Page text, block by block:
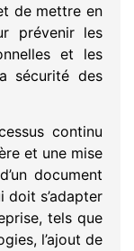
de mettre en
prévenir les
et les
sécurité des
continu
et une mise
document
doit s’adapter
tels que
l’ajout de